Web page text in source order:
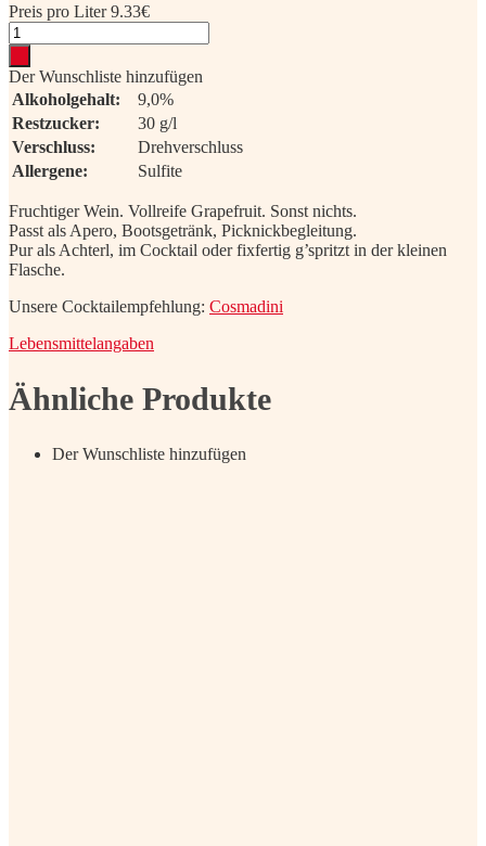
Preis pro Liter 9.33€
Madini®
Grapefruit
Menge
Der Wunschliste hinzufügen
Alkoholgehalt:
9,0%
Restzucker:
30 g/l
Verschluss:
Drehverschluss
Allergene:
Sulfite
Fruchtiger Wein. Vollreife Grapefruit. Sonst nichts.
Passt als Apero, Bootsgetränk, Picknickbegleitung.
Pur als Achterl, im Cocktail oder fixfertig g’spritzt in der kleinen
Flasche.
Unsere Cocktailempfehlung: Cosmadini
Lebensmittelangaben
Ähnliche Produkte
Der Wunschliste hinzufügen